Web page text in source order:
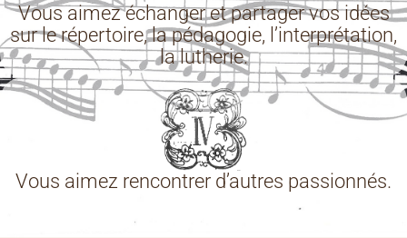
Vous aimez échanger et partager vos idées
sur le répertoire, la pédagogie, l’interprétation,
la lutherie.
Vous aimez rencontrer d’autres passionnés.